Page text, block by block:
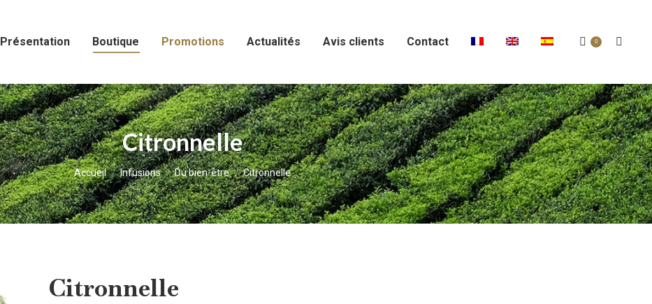
Présentation Boutique Promotions Actualités Avis clients Contact 0
Citronnelle
Vous êtes ici :
Accueil Infusions Du bien-être Citronnelle
Citronnelle